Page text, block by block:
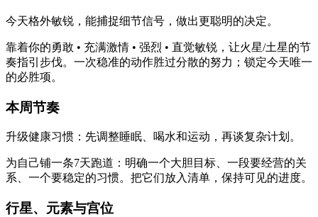
今天格外敏锐，能捕捉细节信号，做出更聪明的决定。
靠着你的勇敢 • 充满激情 • 强烈 • 直觉敏锐，让火星/土星的节
奏指引步伐。一次稳准的动作胜过分散的努力；锁定今天唯一
的必胜项。
本周节奏
升级健康习惯：先调整睡眠、喝水和运动，再谈复杂计划。
为自己铺一条7天跑道：明确一个大胆目标、一段要经营的关
系、一个要稳定的习惯。把它们放入清单，保持可见的进度。
行星、元素与宫位